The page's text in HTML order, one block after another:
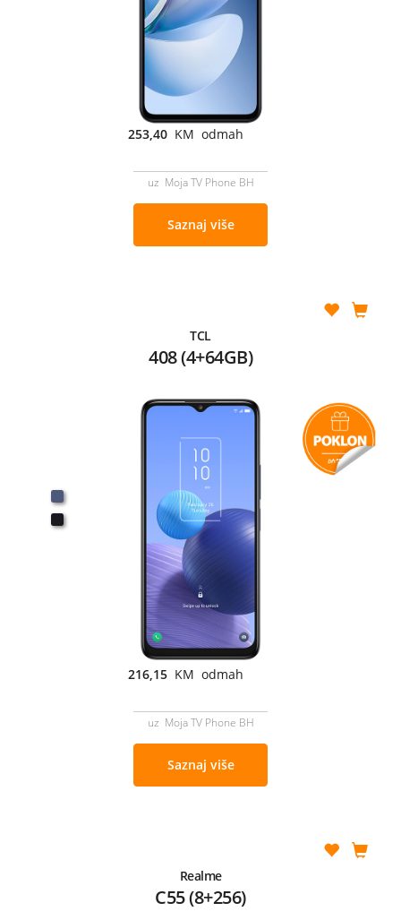
253,40 KM odmah
uz Moja TV Phone BH
Saznaj više
TCL
408 (4+64GB)
216,15 KM odmah
uz Moja TV Phone BH
Saznaj više
Realme
C55 (8+256)